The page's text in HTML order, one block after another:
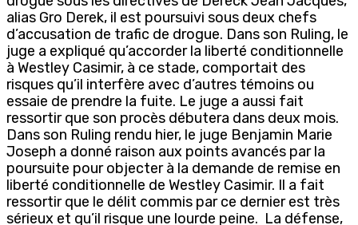
alias Gro Derek, il est poursuivi sous deux chefs
d’accusation de trafic de drogue. Dans son Ruling, le
juge a expliqué qu’accorder la liberté conditionnelle
à Westley Casimir, à ce stade, comportait des
risques qu’il interfère avec d’autres témoins ou
essaie de prendre la fuite. Le juge a aussi fait
ressortir que son procès débutera dans deux mois.
Dans son Ruling rendu hier, le juge Benjamin Marie
Joseph a donné raison aux points avancés par la
poursuite pour objecter à la demande de remise en
liberté conditionnelle de Westley Casimir. Il a fait
ressortir que le délit commis par ce dernier est très
sérieux et qu’il risque une lourde peine. La défense,